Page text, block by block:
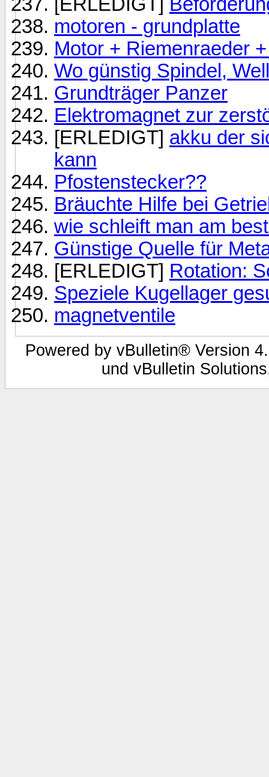
motoren - grundplatte
Motor + Riemenraeder
Wo günstig Spindel,
Grundträger Panzer
Elektromagnet zur
[ERLEDIGT] akku der
kann
Pfostenstecker??
Bräuchte Hilfe bei
wie schleift man am
Günstige Quelle für
[ERLEDIGT] Rotation:
Speziele Kugellager
magnetventile
Powered by vBulletin® Version
und vBulletin